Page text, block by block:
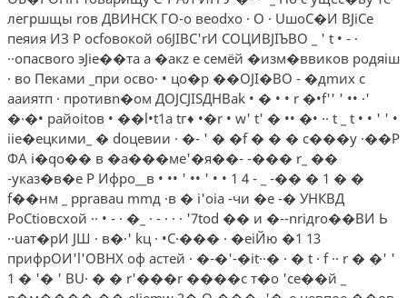
легршщы rов ДВИНСК ГО-о веоdхо­ · О · UшоС�И ВJiСе
пеяия ИЗ Р осfовокой o6JIBC'rИ СОЦИВJIЪВО _ ' t • - ·
··опасвоrо эJiе��та а �акz е семёй �изм�ввиков родяiш
· во Пеками _при осво· • цo�p ��OJI�BO - �дmих с
ааиятп · противn�ом ДOJCJISДНВak • � • • r �•f'' ' •• ·'
�·�• райоitов • ��l•t1a tг♦ •�r • w' t' � •• �• ·· t _ t • • ' ' •
iiе�ецкими_ � dоцевии · �- ' � �f � � � с���у ·��Р
ФА i�qo�� в �а���ме'�я��- -��� r_ ��
-указ�в�е Р Ифро__в­ • •• ' •• ' • • 1 4 - _ -�� � 1 � �
f��нм _ ррrаваu mmд ·в � i'oia -чи �е -� УНКВД
РоСtiовсхой ·· • - · �_ · - · · · '7tod �� и �--nriдro��BИ Ь
··uат�рИ JШ · в�·' kц · •С·��� · �еiЙю �1 13
прифрОИ'l'ОВНХ оф астей · �-�'-�it··� · � t · f ·· r � �' '
1 � '� ' BU· � � r'���r ����c т�o 'се��й _